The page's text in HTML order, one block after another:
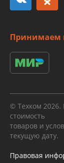
Принимаем
© Техком
стоимость
товаров и
текущую дату.
Правовая